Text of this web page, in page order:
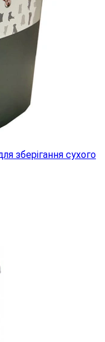
зберігання сухого